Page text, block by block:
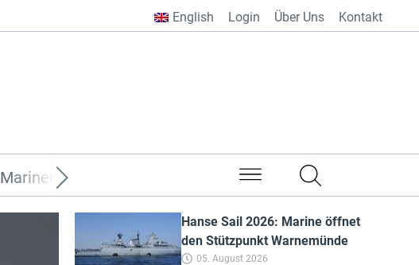
English Login Über Uns Kontakt
Marinen aus aller Welt
Hanse Sail 2026: Marine öffnet
den Stützpunkt Warnemünde
05. August 2026